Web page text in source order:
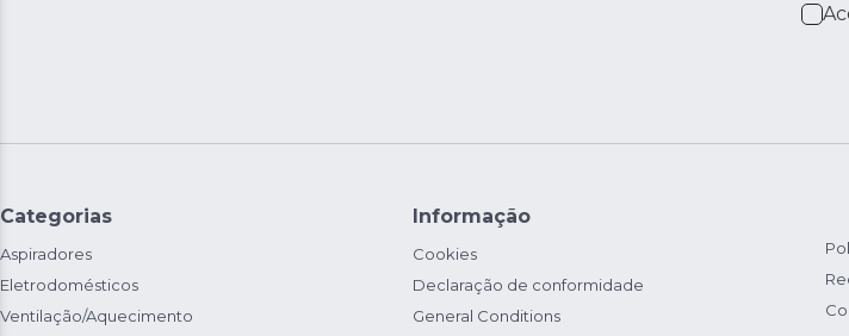
Categorias
Aspiradores
Eletrodomésticos
Ventilação/Aquecimento
Informação
Cookies
Declaração de conformidade
General Conditions